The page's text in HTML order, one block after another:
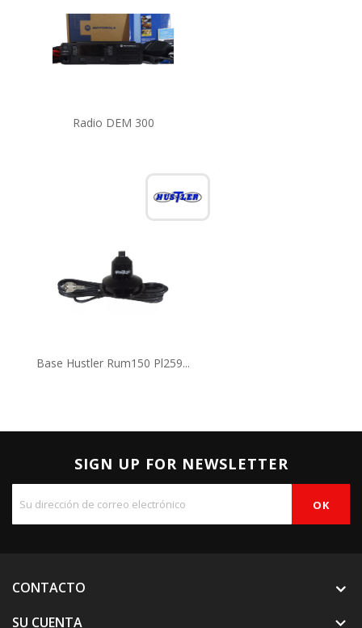
Radio DEM 300
Base Hustler Rum150 Pl259...
SIGN UP FOR NEWSLETTER
CONTACTO
SU CUENTA
